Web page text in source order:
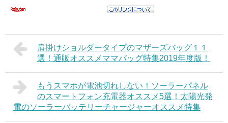
肩掛けショルダータイプのマザーズバッグ１１
選！通販オススメママバッグ特集2019年度版！
もうスマホが電池切れしない！ソーラーパネル
のスマートフォン充電器オススメ5選！太陽光発
電のソーラーバッテリーチャージャーオススメ特集